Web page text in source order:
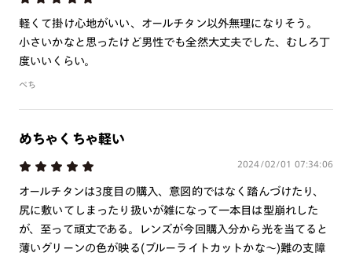
※オプションレンズと組み合わせた遠近両用（累進）レンズはオンラインシ
をご参照ください。
※JINS極上遠近レンズは追加料金22,000円（税込み）を頂戴いたします。
軽くて掛け心地がいい、オールチタン以外無理になりそう。
小さいかなと思ったけど男性でも全然大丈夫でした、むしろ丁
度いいくらい。
ぺち
めちゃくちゃ軽い
2024/02/01 07:34:06
オールチタンは3度目の購入、意図的ではなく踏んづけたり、
尻に敷いてしまったり扱いが雑になって一本目は型崩れした
が、至って頑丈である。レンズが今回購入分から光を当てると
薄いグリーンの色が映る(ブルーライトカットかな～)難の支障